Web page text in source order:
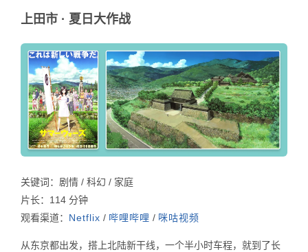
上田市 · 夏日大作战
关键词：剧情 / 科幻 / 家庭
片长：114 分钟
观看渠道： Netflix / 哔哩哔哩 / 咪咕视频
从东京都出发，搭上北陆新干线，一个半小时车程，就到了长